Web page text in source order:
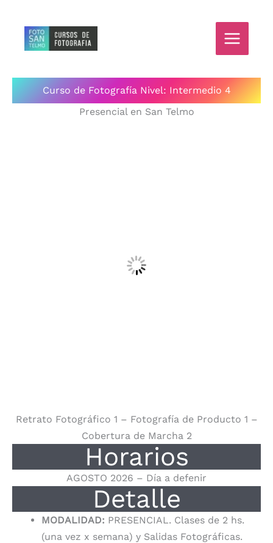
contenido
Curso de Fotografía Nivel: Intermedio 4
Presencial en San Telmo
Retrato Fotográfico 1 – Fotografía de Producto 1 –
Cobertura de Marcha 2
Horarios
AGOSTO 2026 – Día a defenir
Detalle
MODALIDAD: PRESENCIAL. Clases de 2 hs.
(una vez x semana) y Salidas Fotográficas.